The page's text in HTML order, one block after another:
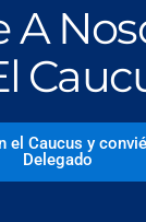
A
el Caucus y
Delegado